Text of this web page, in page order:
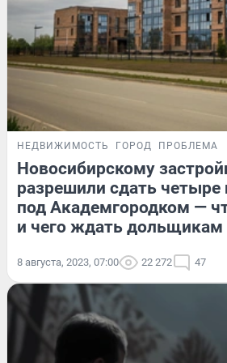
НЕДВИЖИМОСТЬ ГОРОД ПРОБЛЕМА
Новосибирскому
разрешили сдать четыре
под Академгородком —
и чего ждать дольщикам
8 августа, 2023, 07:00 22 272 47